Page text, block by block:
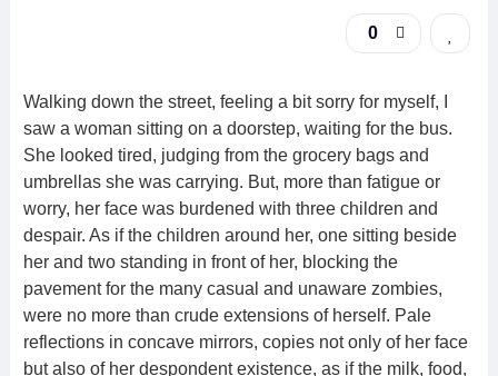
0
Walking down the street, feeling a bit sorry for myself, I
saw a woman sitting on a doorstep, waiting for the bus.
She looked tired, judging from the grocery bags and
umbrellas she was carrying. But, more than fatigue or
worry, her face was burdened with three children and
despair. As if the children around her, one sitting beside
her and two standing in front of her, blocking the
pavement for the many casual and unaware zombies,
were no more than crude extensions of herself. Pale
reflections in concave mirrors, copies not only of her face
but also of her despondent existence, as if the milk, food,